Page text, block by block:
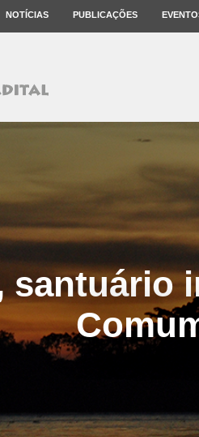
NOTÍCIAS PUBLICAÇÕES
santuário